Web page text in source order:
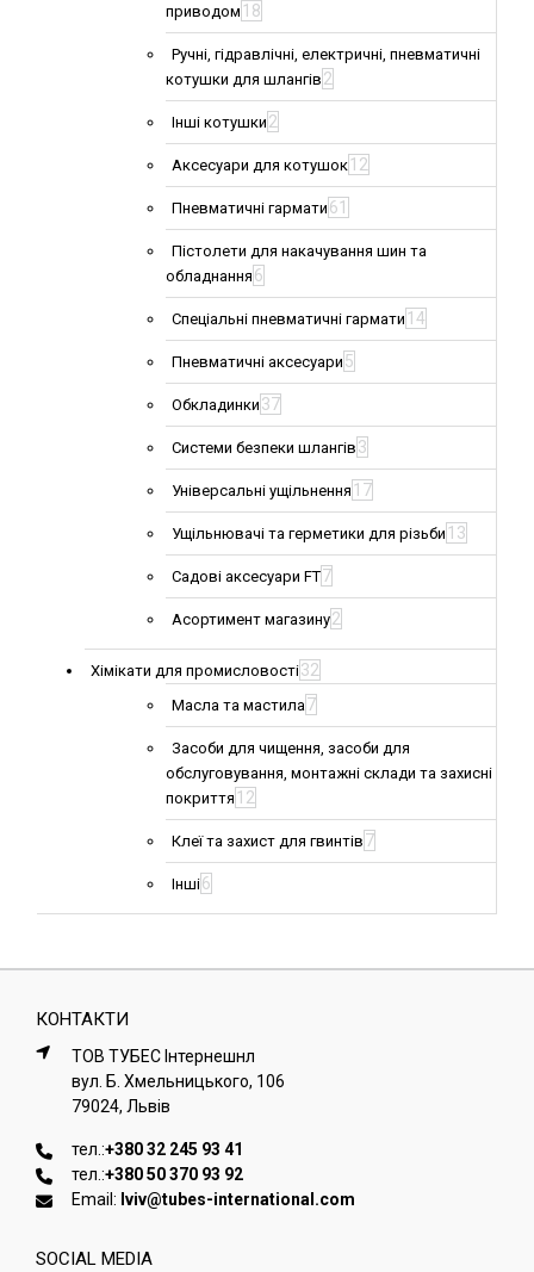
приводом 18
Ручні, гідравлічні, електричні, пневматичні
котушки для шлангів 2
Інші котушки 2
Аксесуари для котушок 12
Пневматичні гармати 61
Пістолети для накачування шин та
обладнання 6
Спеціальні пневматичні гармати 14
Пневматичні аксесуари 5
Обкладинки 37
Системи безпеки шлангів 3
Універсальні ущільнення 17
Ущільнювачі та герметики для різьби 13
Садові аксесуари FT7
Асортимент магазину2
Хімікати для промисловості32
Масла та мастила7
Засоби для чищення, засоби для
обслуговування, монтажні склади та захисні
покриття 12
Клеї та захист для гвинтів 7
Інші6
КОНТАКТИ
ТОВ ТУБЕС Iнтернешнл
вул. Б. Хмельницького, 106
79024, Львiв
тел.:+380 32 245 93 41
тел.:+380 50 370 93 92
Email: lviv@tubes-international.com
SOCIAL MEDIA